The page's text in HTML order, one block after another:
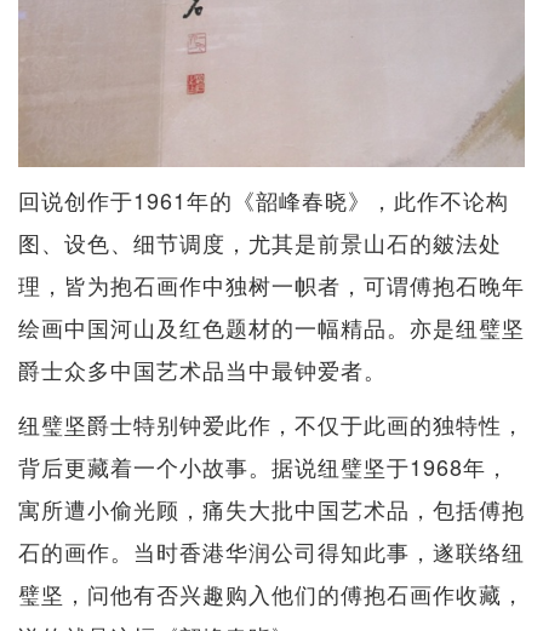
回说创作于1961年的《韶峰春晓》，此作不论构
图、设色、细节调度，尤其是前景山石的皴法处
理，皆为抱石画作中独树一帜者，可谓傅抱石晚年
绘画中国河山及红色题材的一幅精品。亦是纽璧坚
爵士众多中国艺术品当中最钟爱者。
纽璧坚爵士特别钟爱此作，不仅于此画的独特性，
背后更藏着一个小故事。据说纽璧坚于1968年，
寓所遭小偷光顾，痛失大批中国艺术品，包括傅抱
石的画作。当时香港华润公司得知此事，遂联络纽
璧坚，问他有否兴趣购入他们的傅抱石画作收藏，